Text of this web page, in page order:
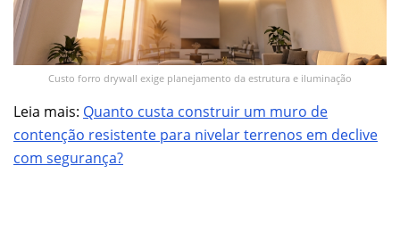
Custo forro drywall exige planejamento da estrutura e iluminação
Leia mais: Quanto custa construir um muro de
contenção resistente para nivelar terrenos em declive
com segurança?